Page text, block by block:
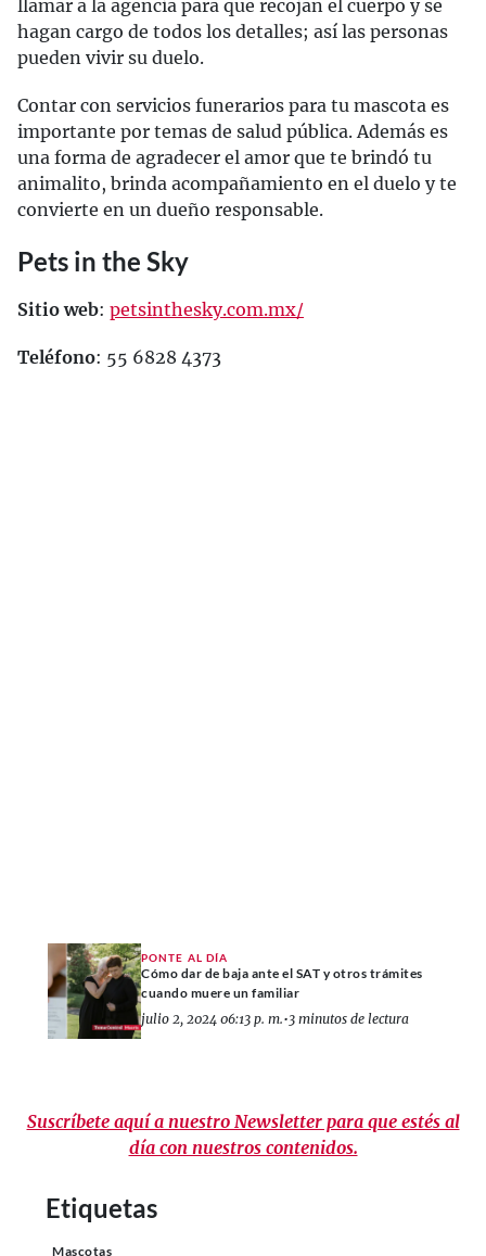
llamar a la agencia para que recojan el cuerpo y se
hagan cargo de todos los detalles; así las personas
pueden vivir su duelo.
Contar con servicios funerarios para tu mascota es
importante por temas de salud pública. Además es
una forma de agradecer el amor que te brindó tu
animalito, brinda acompañamiento en el duelo y te
convierte en un dueño responsable.
Pets in the Sky
Sitio web: petsinthesky.com.mx/
Teléfono: 55 6828 4373
PONTE AL DÍA
Cómo dar de baja ante el SAT y otros trámites
cuando muere un familiar
julio 2, 2024 06:13 p. m.•3 minutos de lectura
Suscríbete aquí a nuestro Newsletter para que estés al
día con nuestros contenidos.
Etiquetas
Mascotas